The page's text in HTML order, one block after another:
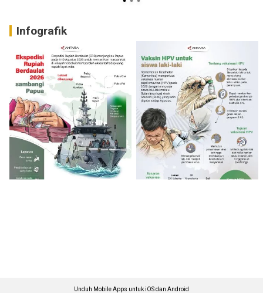
Infografik
Unduh Mobile Apps untuk iOS dan Android